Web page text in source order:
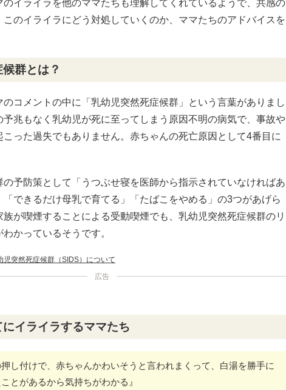
のイライラを他のママたちも理解してくれているようで、共感の
のイライラにどう対処していくのか、ママたちのアドバイスを
群とは？
コメントの中に「乳幼児突然死症候群」という言葉がありまし
予兆もなく乳幼児が死に至ってしまう原因不明の病気で、事故や
こった過失でもありません。赤ちゃんの死亡原因として4番目に
予防策として「うつぶせ寝を医師から指示されていなければあ
「できるだけ母乳で育てる」「たばこをやめる」の3つがあげら
が喫煙することによる受動喫煙でも、乳幼児突然死症候群のリ
かっているそうです。
児突然死症候群（SIDS）について
広告
イライラするママたち
押し付けで、赤ちゃんかわいそうと言われまくって、白湯を勝手に
とがあるから気持ちがわかる』